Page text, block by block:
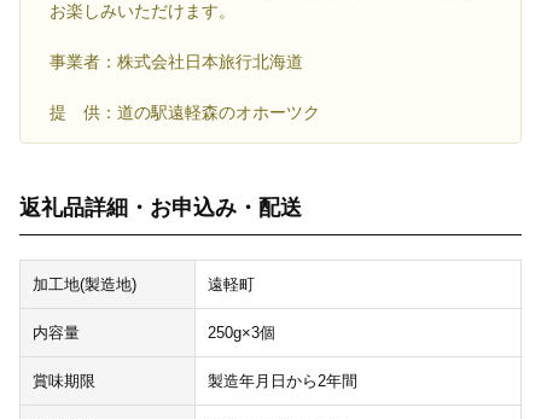
お楽しみいただけます。
事業者：株式会社日本旅行北海道
提 供：道の駅遠軽森のオホーツク
返礼品詳細・お申込み・配送
加工地(製造地) 遠軽町
内容量 250g×3個
賞味期限 製造年月日から2年間